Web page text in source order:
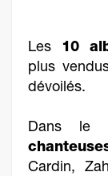
Les 10
plus
dévoilés.
Dans le
Cardin,